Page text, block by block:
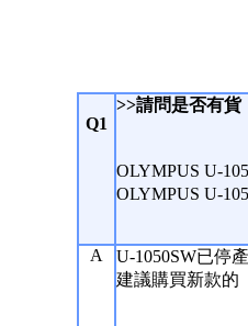
Q1
>>請問是否有貨
OLYMPUS U-
OLYMPUS U-
A
U-1050SW已停
建議購買新款的